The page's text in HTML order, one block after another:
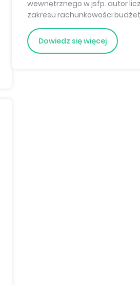
wewnętrznego w jsfp. autor
zakresu rachunkowości
Dowiedz się więcej